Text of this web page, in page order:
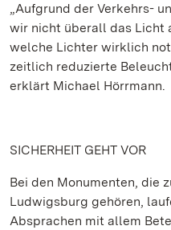
„Aufgrund der Verkehrs-
wir nicht überall das Licht
welche Lichter wirklich
zeitlich reduzierte
erklärt Michael Hörrmann.
SICHERHEIT GEHT VOR
Bei den Monumenten, die
Ludwigsburg gehören,
Absprachen mit allem